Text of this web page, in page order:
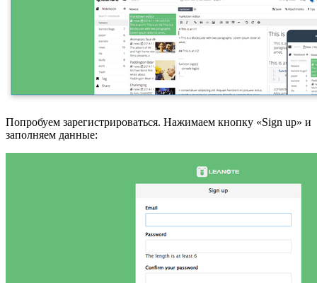
Попробуем зарегистрироваться. Нажимаем кнопку «Sign up» и
заполняем данные: